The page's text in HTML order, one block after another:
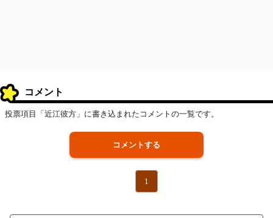
コメント
投票項目「近江彼方」に書き込まれたコメントの一覧です。
コメントする
1